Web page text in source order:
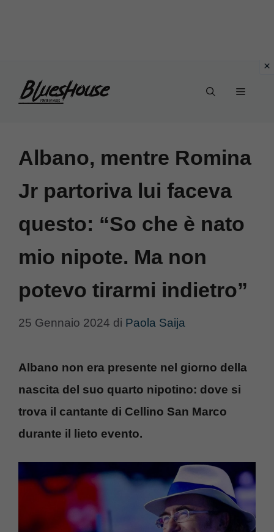
Menu
Albano, mentre Romina
Jr partoriva lui faceva
questo: “So che è nato
mio nipote. Ma non
potevo tirarmi indietro”
25 Gennaio 2024 di Paola Saija
Albano non era presente nel giorno della
nascita del suo quarto nipotino: dove si
trova il cantante di Cellino San Marco
durante il lieto evento.